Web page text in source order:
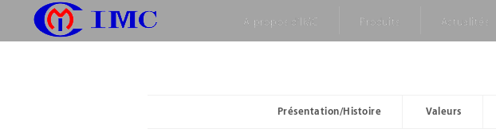
A propos d’IMC Produits Actualités
Présentation/Histoire Valeurs